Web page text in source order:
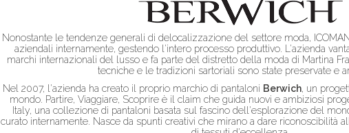
Nonostante le tendenze generali di delocalizzazione del settore moda,
aziendali internamente, gestendo l'intero processo produttivo. L'azienda
marchi internazionali del lusso e fa parte del distretto della moda di Martina
tecniche e le tradizioni sartoriali sono state preservate e
Nel 2007, l'azienda ha creato il proprio marchio di pantaloni Berwich, un
mondo. Partire, Viaggiare, Scoprire è il claim che guida nuovi e ambiziosi
Italy, una collezione di pantaloni basata sul fascino dell'esplorazione del
curato internamente. Nasce da spunti creativi che mirano a dare riconoscibilità